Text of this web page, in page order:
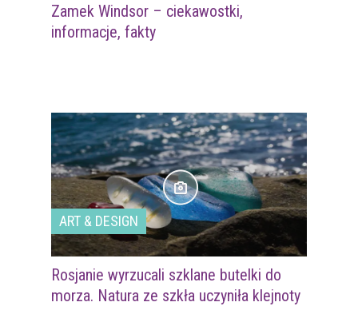
Zamek Windsor – ciekawostki,
informacje, fakty
ART & DESIGN
Rosjanie wyrzucali szklane butelki do
morza. Natura ze szkła uczyniła klejnoty